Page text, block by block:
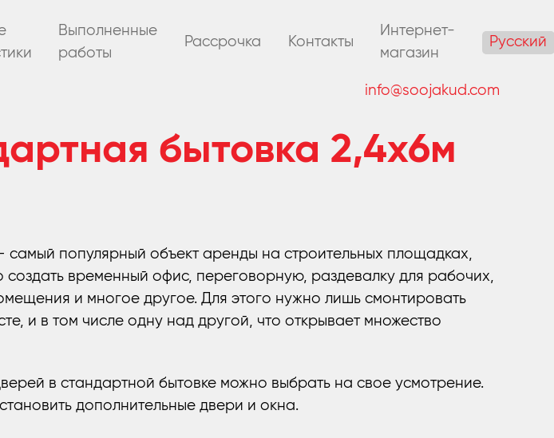
Выполненные
работы
Рассрочка Контакты
Интернет-
магазин
Русский
info@soojakud.com
бытовка 2,4x6м
самый популярный объект аренды на строительных площадках,
создать временный офис, переговорную, раздевалку для рабочих,
и многое другое. Для этого нужно лишь смонтировать
и в том числе одну над другой, что открывает множество
в стандартной бытовке можно выбрать на свое усмотрение.
дополнительные двери и окна.